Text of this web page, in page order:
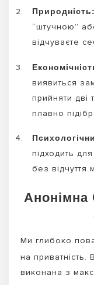
Природність:
“штучною”
відчуваєте
виявиться
прийняти дві
плавно
підходить
без відчуття
Анонімна
Ми глибоко
на приватність.
виконана з